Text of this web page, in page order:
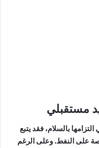
مستقبلي
بالسلام، فقد يتبع
على النفط. وعلى الرغم